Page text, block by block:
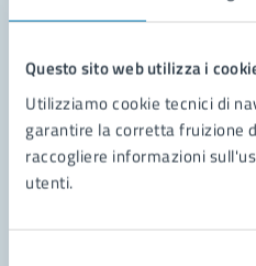
Questo sito web utilizza i
Utilizziamo cookie tecnici di
garantire la corretta fruizione
raccogliere informazioni
utenti.
Richiedi assistenza